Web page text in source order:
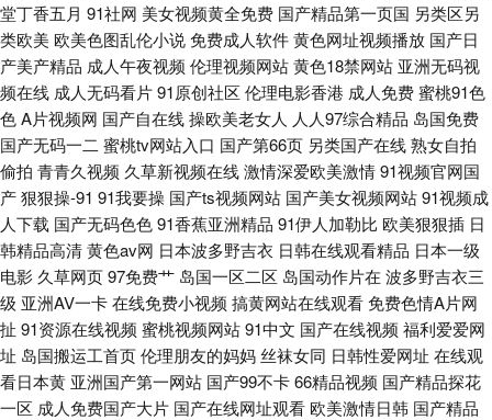
日韩色黄 自拍网站 操逼恋夜福利社 海角社区亚瑟 人人肏屄 97超碰免费公开
堂丁香五月 91社网 美女视频黄全免费 国产精品第一页国 另类区另
类欧美 欧美色图乱伦小说免费成人软件黄色网址视频播放 国产日
产美产精品 成人午夜视频 伦理视频网站黄色18禁网站 亚洲无码视
频在线 成人无码看片91原创社区 伦理电影香港 成人免费蜜桃91色
色A片视频网 国产自在线操欧美老女人 人人97综合精品 岛国免费
国产无码一二 蜜桃tv网站入口 国产第66页 另类国产在线熟女自拍
偷拍 青青久视频 久草新视频在线激情深爱欧美激情91视频官网国
产狠狠操-91 91我要操 国产ts视频网站 国产美女视频网站91视频成
人下载 国产无码色色91香蕉亚洲精品 91伊人加勒比 欧美狠狠插 日
韩精品高清黄色av网 日本波多野吉衣 日韩在线观看精品 日本一级
电影 久草网页97免费艹 岛国一区二区 岛国动作片在 波多野吉衣三
级 亚洲AV一卡在线免费小视频 搞黄网站在线观看免费色情A片网
扯 91资源在线视频 蜜桃视频网站91中文 国产在线视频 福利爱爱网
址 岛国搬运工首页伦理朋友的妈妈丝袜女同 日韩性爱网址 在线观
看日本黄 亚洲国产第一网站 国产99不卡66精品视频 国产精品探花
一区 成人免费国产大片 国产在线网址观看 欧美激情日韩 国产精品